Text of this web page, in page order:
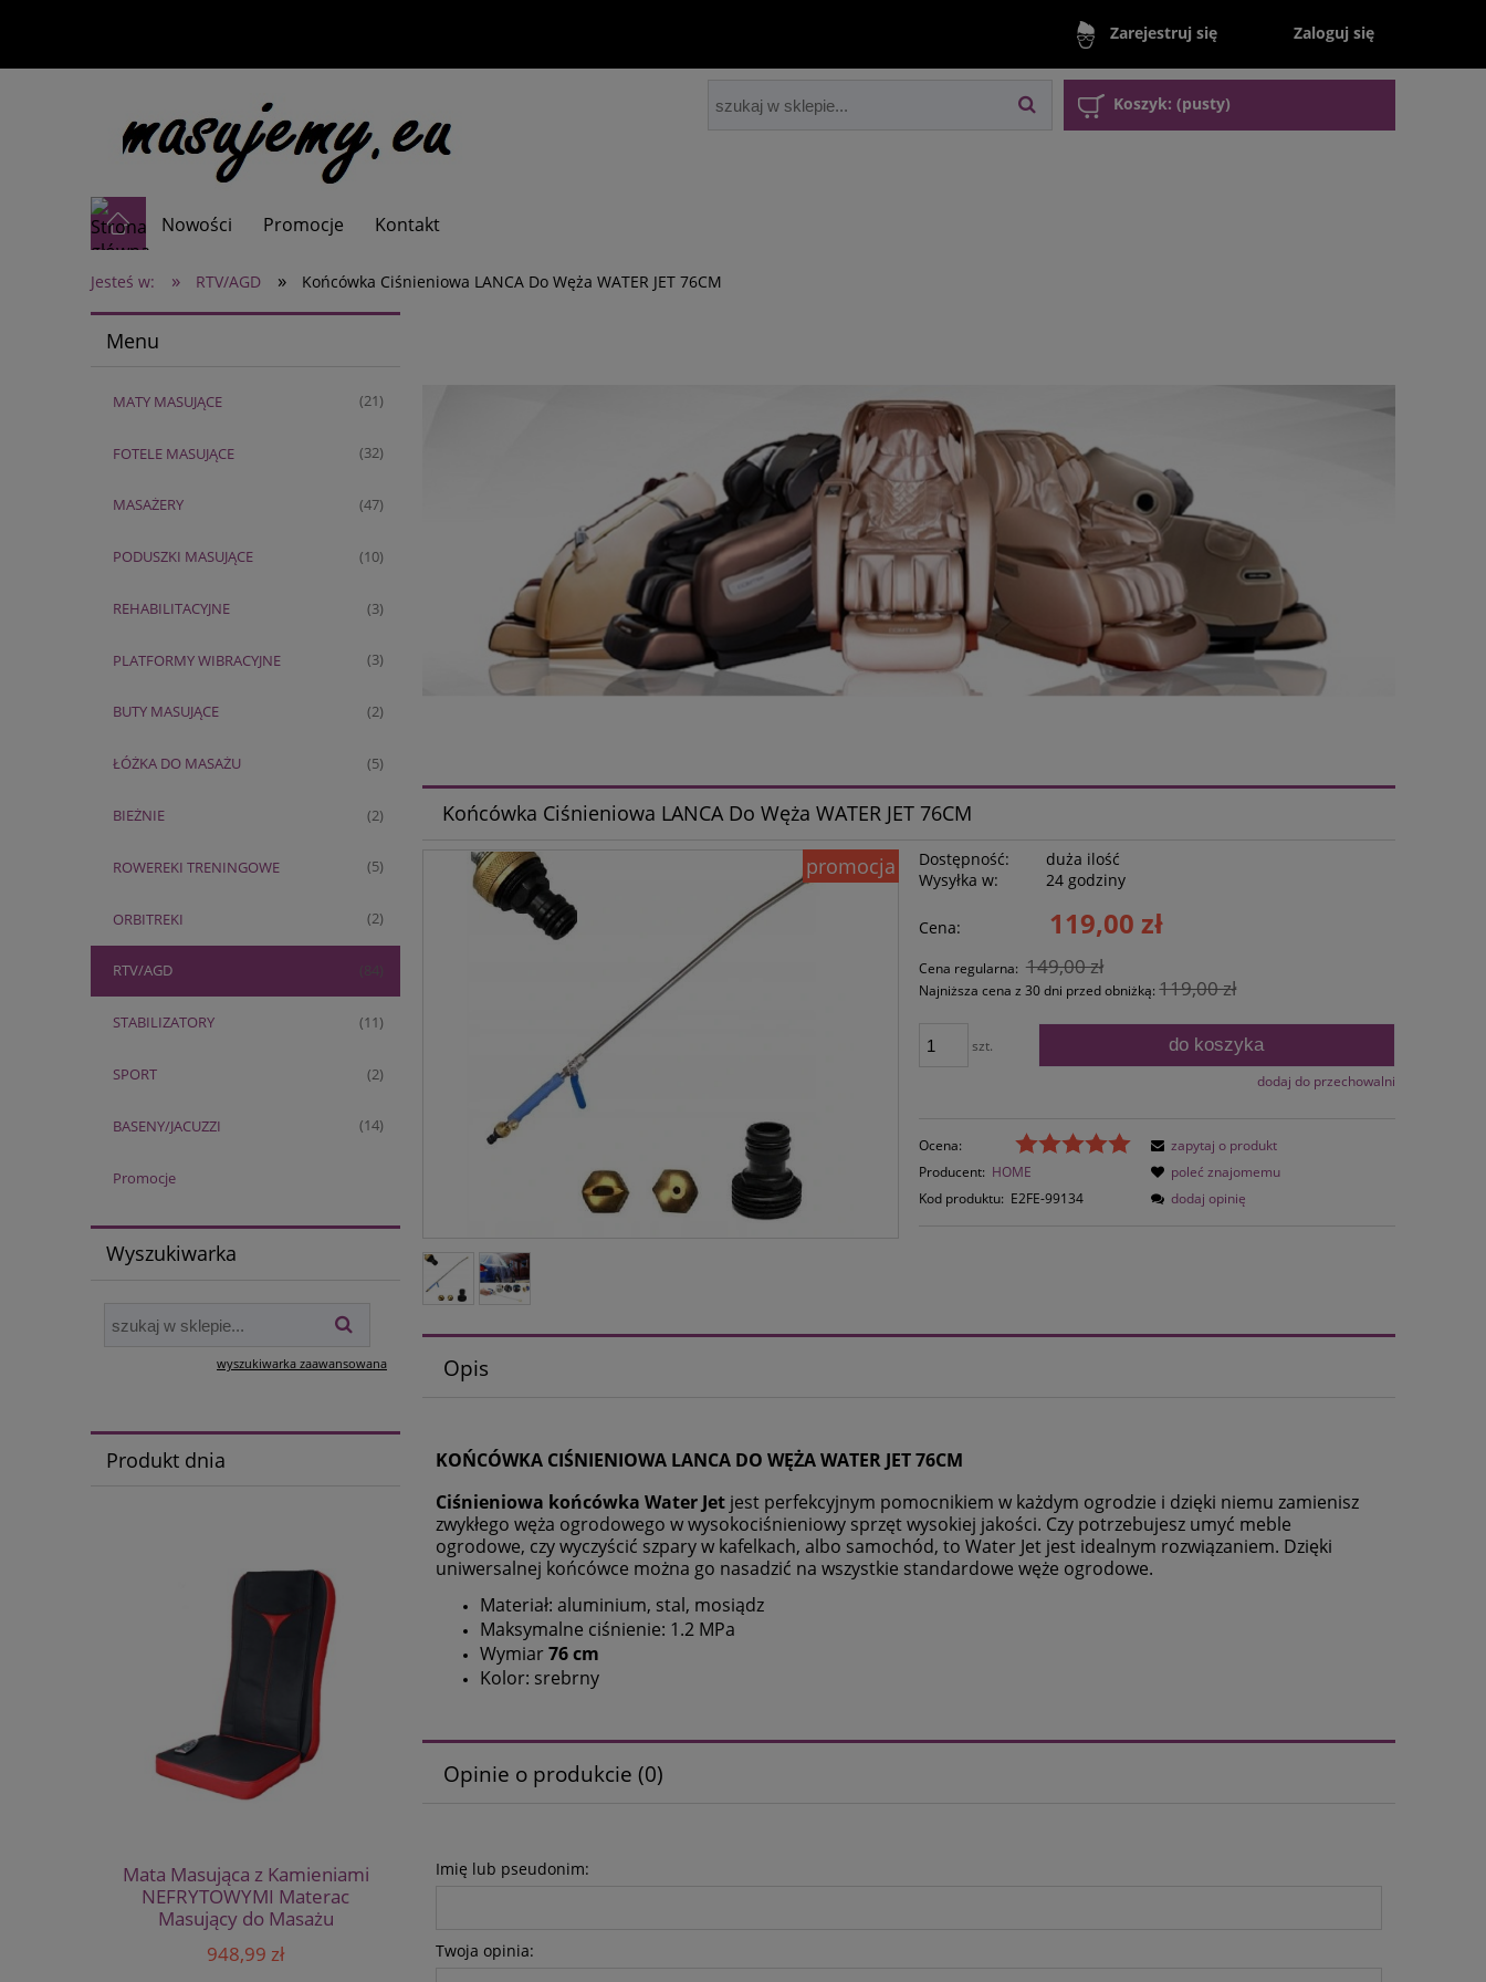
Zarejestruj się Zaloguj się
Koszyk: (pusty)
Nowości Promocje Kontakt
Jesteś w: » RTV/AGD » Końcówka Ciśnieniowa LANCA Do Węża WATER JET 76CM
Menu
MATY MASUJĄCE (21)
FOTELE MASUJĄCE (32)
MASAŻERY (47)
PODUSZKI MASUJĄCE (10)
REHABILITACYJNE (3)
PLATFORMY WIBRACYJNE (3)
BUTY MASUJĄCE (2)
ŁÓŻKA DO MASAŻU (5)
BIEŻNIE (2)
ROWEREKI TRENINGOWE (5)
ORBITREKI (2)
RTV/AGD (84)
STABILIZATORY (11)
SPORT (2)
BASENY/JACUZZI (14)
Promocje
Wyszukiwarka
wyszukiwarka zaawansowana
Produkt dnia
Mata Masująca z Kamieniami
NEFRYTOWYMI Materac
Masujący do Masażu
948,99 zł
Końcówka Ciśnieniowa LANCA Do Węża WATER JET 76CM
promocja
Dostępność:
duża ilość
Wysyłka w:
24 godziny
Cena: 119,00 zł
Cena regularna: 149,00 zł
Najniższa cena z 30 dni przed obniżką:119,00 zł
szt. do koszyka
dodaj do przechowalni
Ocena:
Producent: HOME
Kod produktu: E2FE-99134
zapytaj o produkt
poleć znajomemu
dodaj opinię
Opis
KOŃCÓWKA CIŚNIENIOWA LANCA DO WĘŻA WATER JET 76CM
Ciśnieniowa końcówka Water Jet jest perfekcyjnym pomocnikiem w każdym ogrodzie i dzięki niemu zamienisz
zwykłego węża ogrodowego w wysokociśnieniowy sprzęt wysokiej jakości. Czy potrzebujesz umyć meble
ogrodowe, czy wyczyścić szpary w kafelkach, albo samochód, to Water Jet jest idealnym rozwiązaniem. Dzięki
uniwersalnej końcówce można go nasadzić na wszystkie standardowe węże ogrodowe.
Materiał: aluminium, stal, mosiądz
Maksymalne ciśnienie: 1.2 MPa
Wymiar76 cm
Kolor: srebrny
Opinie o produkcie (0)
Imię lub pseudonim:
Twoja opinia: